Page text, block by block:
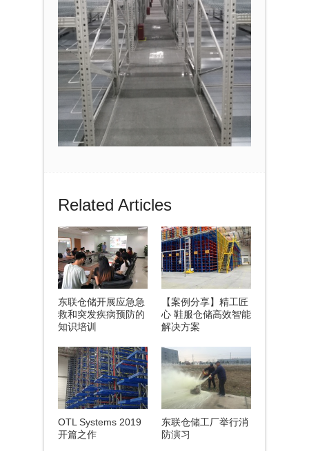
Related Articles
东联仓储开展应急急
救和突发疾病预防的
知识培训
【案例分享】精工匠
心 鞋服仓储高效智能
解决方案
OTL Systems 2019
开篇之作
东联仓储工厂举行消
防演习